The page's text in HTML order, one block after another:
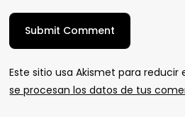
Este sitio usa Akismet para reducir
se procesan los datos de tus